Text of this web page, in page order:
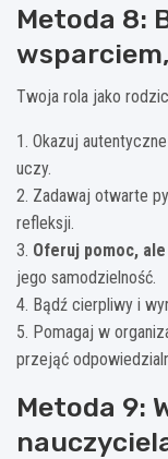
Metoda 8:
Twoja rola jako
1. Okazuj
uczy.
2. Zadawaj otwarte
refleksji.
3. Oferuj pomoc,
jego samodzielność.
4. Bądź cierpliwy i
5. Pomagaj w
przejąć
Metoda 9: